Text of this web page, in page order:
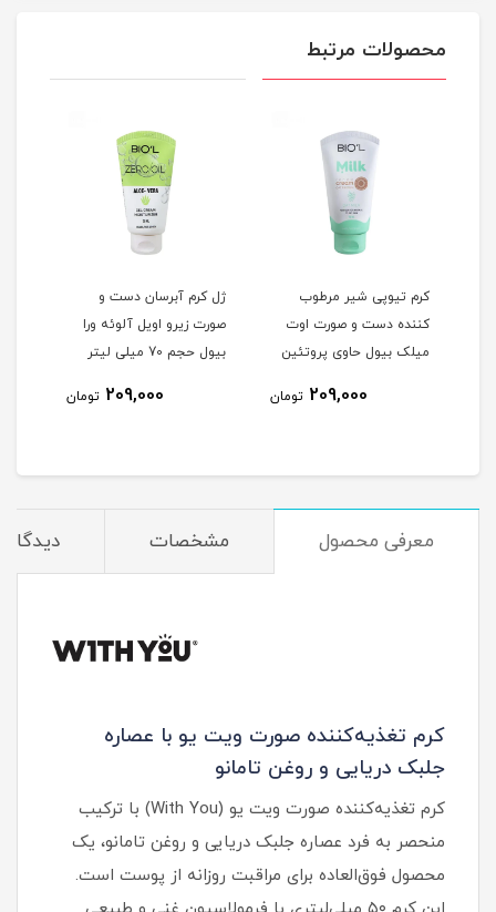
محصولات مرتبط
کرم تیوپی شیر مرطوب
کننده دست و صورت اوت
میلک بیول حاوی پروتئین
209,000 تومان
ژل کرم آبرسان دست و
صورت زیرو اویل آلوئه ورا
بیول حجم 70 میلی لیتر
209,000 تومان
معرفی محصول مشخصات
کرم تغذیه‌کننده صورت ویت یو با عصاره
جلبک دریایی و روغن تامانو
کرم تغذیه‌کننده صورت ویت یو (With You) با ترکیب
منحصر به فرد عصاره جلبک دریایی و روغن تامانو، یک
محصول فوق‌العاده برای مراقبت روزانه از پوست است.